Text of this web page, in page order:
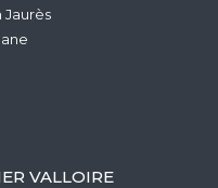
Jaurès
VALLOIRE